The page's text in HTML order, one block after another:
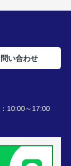
い合わせ
10:00～17:00